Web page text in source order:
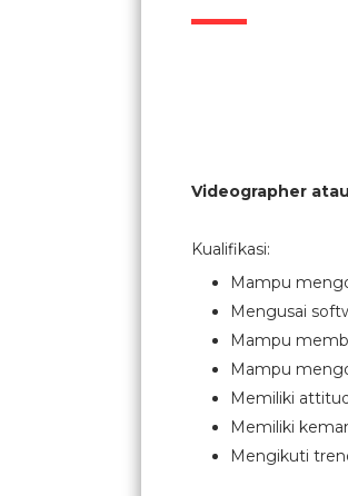
Videographer
Kualifikasi:
Mampu
Mengusai
Mampu
Mampu
Memiliki
Memiliki
Mengikuti